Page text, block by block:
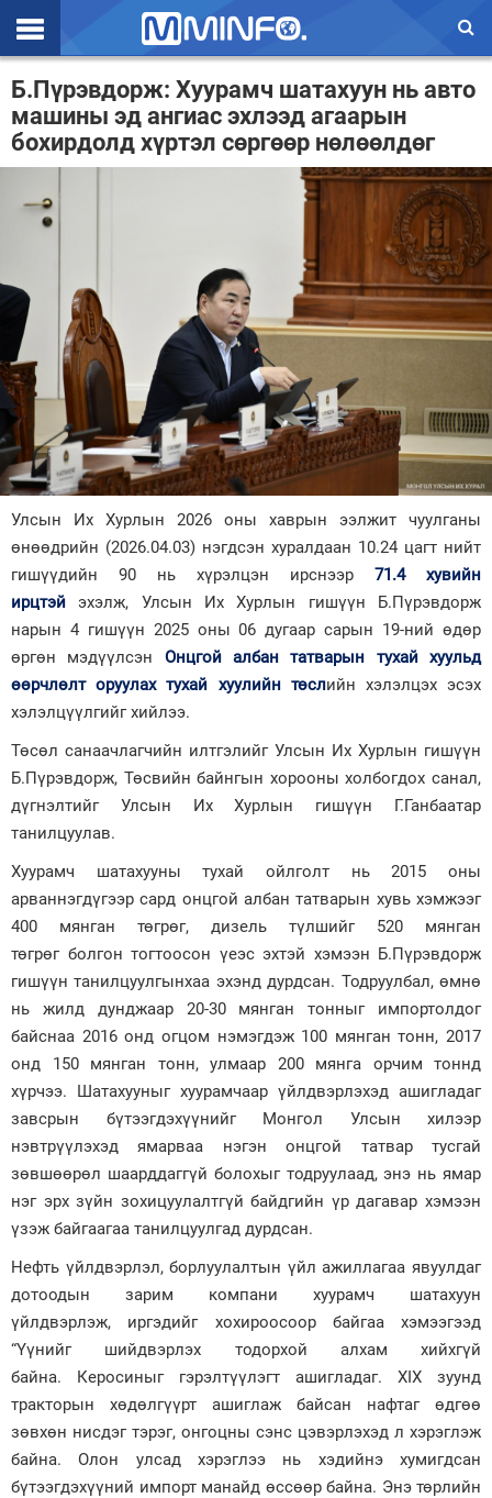
Эхлэл
Цаг агаар
Валют ханш
Улс төр
Үзэл бодол
Спорт
Нийгэм
Дэлхий
Энтертайнмэнт
Зурхай
Б.Пүрэвдорж: Хуурамч шатахуун нь авто
машины эд ангиас эхлээд агаарын
бохирдолд хүртэл сөргөөр нөлөөлдөг
Улсын Их Хурлын 2026 оны хаврын ээлжит чуулганы
өнөөдрийн (2026.04.03) нэгдсэн хуралдаан 10.24 цагт нийт
гишүүдийн 90 нь хүрэлцэн ирснээр 71.4 хувийн
ирцтэй эхэлж, Улсын Их Хурлын гишүүн Б.Пүрэвдорж
нарын 4 гишүүн 2025 оны 06 дугаар сарын 19-ний өдөр
өргөн мэдүүлсэн Онцгой албан татварын тухай хуульд
өөрчлөлт оруулах тухай хуулийн төслийн хэлэлцэх эсэх
хэлэлцүүлгийг хийлээ.
Төсөл санаачлагчийн илтгэлийг Улсын Их Хурлын гишүүн
Б.Пүрэвдорж, Төсвийн байнгын хорооны холбогдох санал,
дүгнэлтийг Улсын Их Хурлын гишүүн Г.Ганбаатар
танилцуулав.
Хуурамч шатахууны тухай ойлголт нь 2015 оны
арваннэгдүгээр сард онцгой албан татварын хувь хэмжээг
400 мянган төгрөг, дизель түлшийг 520 мянган
төгрөг болгон тогтоосон үеэс эхтэй хэмээн Б.Пүрэвдорж
гишүүн танилцуулгынхаа эхэнд дурдсан. Тодруулбал, өмнө
нь жилд дунджаар 20-30 мянган тонныг импортолдог
байснаа 2016 онд огцом нэмэгдэж 100 мянган тонн, 2017
онд 150 мянган тонн, улмаар 200 мянга орчим тоннд
хүрчээ. Шатахууныг хуурамчаар үйлдвэрлэхэд ашигладаг
завсрын бүтээгдэхүүнийг Монгол Улсын хилээр
нэвтрүүлэхэд ямарваа нэгэн онцгой татвар тусгай
зөвшөөрөл шаарддаггүй болохыг тодруулаад, энэ нь ямар
нэг эрх зүйн зохицуулалтгүй байдгийн үр дагавар хэмээн
үзэж байгаагаа танилцуулгад дурдсан.
Нефть үйлдвэрлэл, борлуулалтын үйл ажиллагаа явуулдаг
дотоодын зарим компани хуурамч шатахуун
үйлдвэрлэж, иргэдийг хохироосоор байгаа хэмээгээд
“Үүнийг шийдвэрлэх тодорхой алхам хийхгүй
байна. Керосиныг гэрэлтүүлэгт ашигладаг. XIX зуунд
тракторын хөдөлгүүрт ашиглаж байсан нафтаг өдгөө
зөвхөн нисдэг тэрэг, онгоцны сэнс цэвэрлэхэд л хэрэглэж
байна. Олон улсад хэрэглээ нь хэдийнэ хумигдсан
бүтээгдэхүүний импорт манайд өссөөр байна. Энэ төрлийн